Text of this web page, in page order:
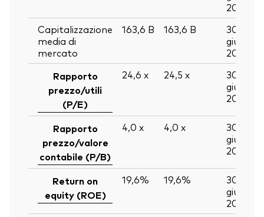
2026
Capitalizzazione
media di
mercato
163,6 B 163,6 B
30
giu
2026
Rapporto
prezzo/utili
(P/E)
24,6 x 24,5 x
30
giu
2026
Rapporto
prezzo/valore
contabile (P/B)
4,0 x 4,0 x
30
giu
2026
Return on
equity (ROE)
19,6% 19,6%
30
giu
2026